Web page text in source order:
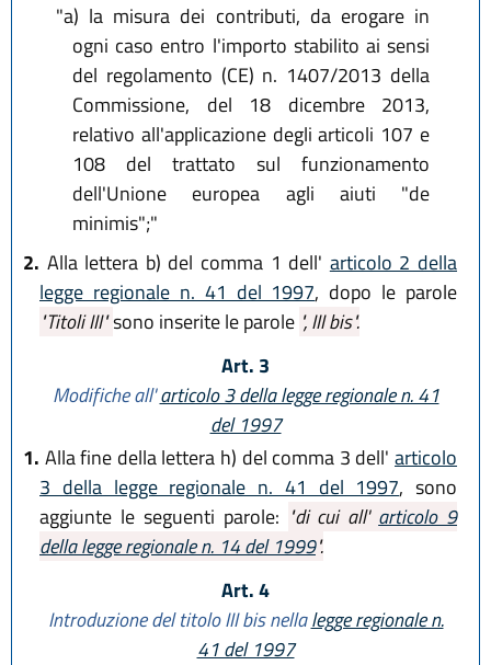
"a) la misura dei contributi, da erogare in
ogni caso entro l'importo stabilito ai sensi
del regolamento (CE) n. 1407/2013 della
Commissione, del 18 dicembre 2013,
relativo all'applicazione degli articoli 107 e
108 del trattato sul funzionamento
dell'Unione europea agli aiuti "de
minimis";"
2. Alla lettera b) del comma 1 dell' articolo 2 della
legge regionale n. 41 del 1997, dopo le parole
"Titoli III"sono inserite le parole ", III bis".
Art. 3
Modifiche all'articolo 3 della legge regionale n. 41
del 1997
1. Alla fine della lettera h) del comma 3 dell'articolo
3 della legge regionale n. 41 del 1997, sono
aggiunte le seguenti parole: "di cui all' articolo 9
della legge regionale n. 14 del 1999".
Art. 4
Introduzione del titolo III bis nellalegge regionale n.
41 del 1997